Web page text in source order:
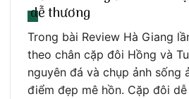
dễ thương
Trong bài Review Hà Giang
theo chân cặp đôi Hồng và
nguyên đá và chụp ảnh sống
điểm đẹp mê hồn. Cặp đôi